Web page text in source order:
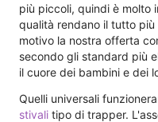
più piccoli, quindi è molto
qualità rendano il tutto
motivo la nostra offerta
secondo gli standard più
il cuore dei bambini e dei
Quelli universali
stivali tipo di trapper.